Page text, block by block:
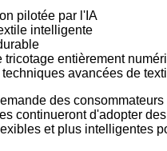
pilotée par l'IA
intelligente
tricotage entièrement
avancées de
des
continueront d'adopter
et plus intelligentes